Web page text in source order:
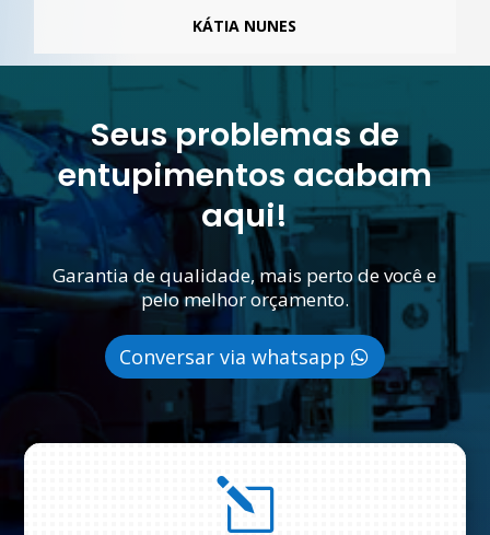
KÁTIA NUNES
Seus problemas de
entupimentos acabam
aqui!
Garantia de qualidade, mais perto de você e
pelo melhor orçamento.
Conversar via whatsapp
l